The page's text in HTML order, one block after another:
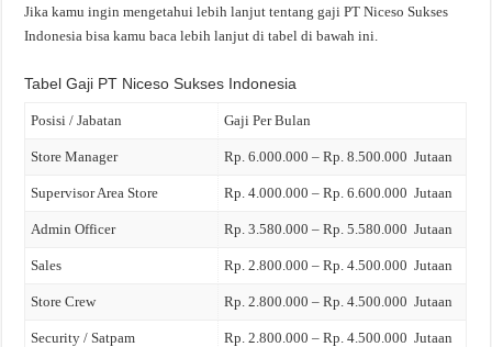
Jika kamu ingin mengetahui lebih lanjut tentang gaji PT Niceso Sukses
Indonesia bisa kamu baca lebih lanjut di tabel di bawah ini.
Tabel Gaji PT Niceso Sukses Indonesia
Posisi / Jabatan Gaji Per Bulan
Store Manager Rp. 6.000.000 – Rp. 8.500.000 Jutaan
Supervisor Area Store Rp. 4.000.000 – Rp. 6.600.000 Jutaan
Admin Officer Rp. 3.580.000 – Rp. 5.580.000 Jutaan
Sales Rp. 2.800.000 – Rp. 4.500.000 Jutaan
Store Crew Rp. 2.800.000 – Rp. 4.500.000 Jutaan
Security / Satpam Rp. 2.800.000 – Rp. 4.500.000 Jutaan